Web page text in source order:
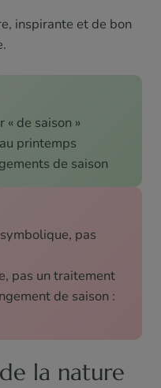
inspirante et de bon
de saison »
printemps
de saison
pas
pas un traitement
de saison :
la nature